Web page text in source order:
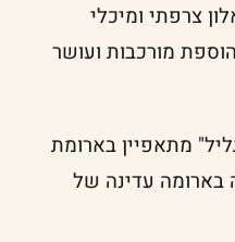
צרפתי ומיכלי
חודשים להוספת מורכבות ועושר
מתאפיין בארומת
בארומה עדינה של